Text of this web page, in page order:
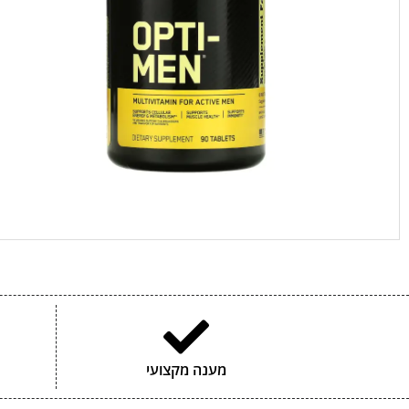
מענה מקצועי